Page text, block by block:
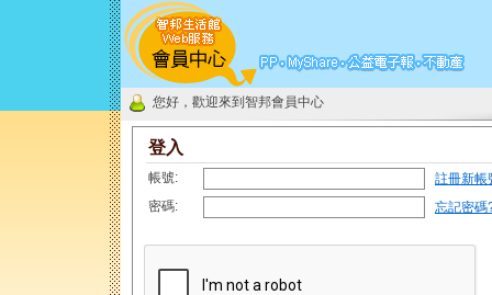
您好，歡迎來到智邦會員中心
登入
帳號:
註冊新帳
密碼:
忘記密碼